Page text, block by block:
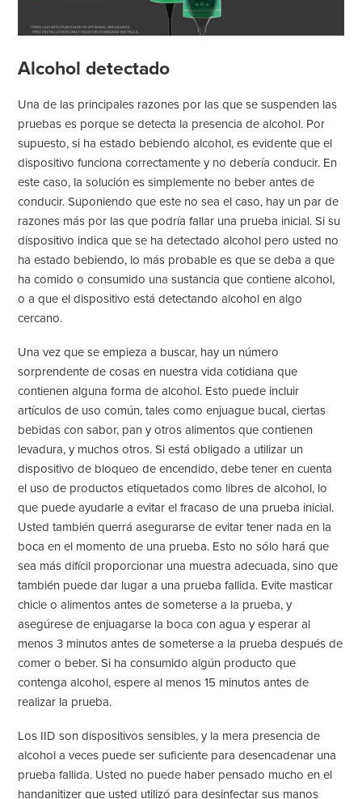
Alcohol detectado
Una de las principales razones por las que se suspenden las
pruebas es porque se detecta la presencia de alcohol. Por
supuesto, si ha estado bebiendo alcohol, es evidente que el
dispositivo funciona correctamente y no debería conducir. En
este caso, la solución es simplemente no beber antes de
conducir. Suponiendo que este no sea el caso, hay un par de
razones más por las que podría fallar una prueba inicial. Si su
dispositivo indica que se ha detectado alcohol pero usted no
ha estado bebiendo, lo más probable es que se deba a que
ha comido o consumido una sustancia que contiene alcohol,
o a que el dispositivo está detectando alcohol en algo
cercano.
Una vez que se empieza a buscar, hay un número
sorprendente de cosas en nuestra vida cotidiana que
contienen alguna forma de alcohol. Esto puede incluir
artículos de uso común, tales como enjuague bucal, ciertas
bebidas con sabor, pan y otros alimentos que contienen
levadura, y muchos otros. Si está obligado a utilizar un
dispositivo de bloqueo de encendido, debe tener en cuenta
el uso de productos etiquetados como libres de alcohol, lo
que puede ayudarle a evitar el fracaso de una prueba inicial.
Usted también querrá asegurarse de evitar tener nada en la
boca en el momento de una prueba. Esto no sólo hará que
sea más difícil proporcionar una muestra adecuada, sino que
también puede dar lugar a una prueba fallida. Evite masticar
chicle o alimentos antes de someterse a la prueba, y
asegúrese de enjuagarse la boca con agua y esperar al
menos 3 minutos antes de someterse a la prueba después de
comer o beber. Si ha consumido algún producto que
contenga alcohol, espere al menos 15 minutos antes de
realizar la prueba.
Los IID son dispositivos sensibles, y la mera presencia de
alcohol a veces puede ser suficiente para desencadenar una
prueba fallida. Usted no puede haber pensado mucho en el
handanitizer que usted utilizó para desinfectar sus manos